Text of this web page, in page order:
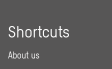
Shortcuts
About us